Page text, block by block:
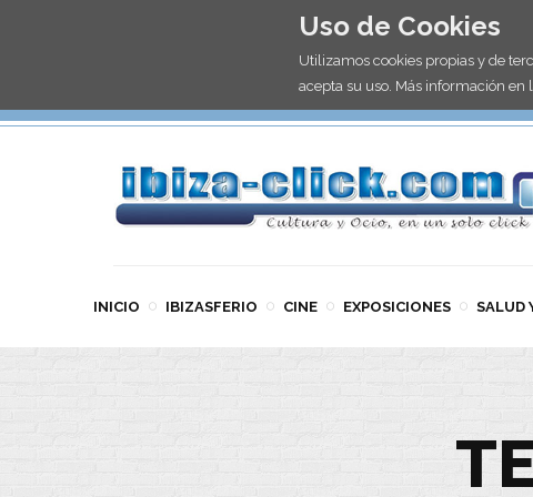
Uso de Cookies
Utilizamos cookies propias y de
acepta su uso. Más información en
INICIO IBIZASFERIO CINE EXPOSICIONES SALUD